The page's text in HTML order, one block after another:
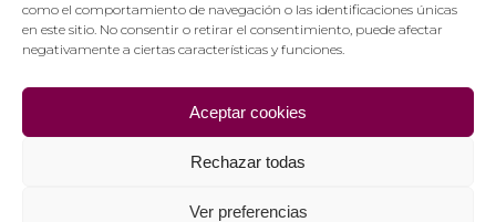
como el comportamiento de navegación o las identificaciones únicas
en este sitio. No consentir o retirar el consentimiento, puede afectar
negativamente a ciertas características y funciones.
Aceptar cookies
Rechazar todas
Ver preferencias
Azulejos para baños
Azulejos para exterior
Política de privacidad